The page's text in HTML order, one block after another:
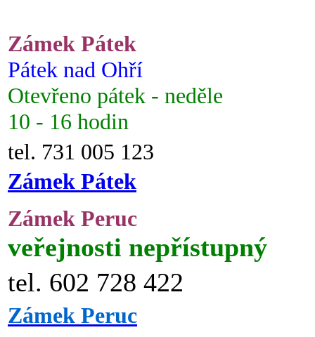
Zámek Pátek
Pátek nad Ohří
Otevřeno pátek - neděle
10 - 16 hodin
tel. 731 005 123
Zámek Pátek
Zámek Peruc
veřejnosti nepřístupný
tel. 602 728 422
Zámek Peruc